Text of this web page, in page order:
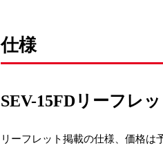
仕様
SEV-15FDリーフレッ
リーフレット掲載の仕様、価格は